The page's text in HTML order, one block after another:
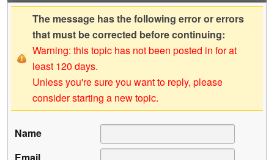
The message has the following error or errors
that must be corrected before continuing:
Warning: this topic has not been posted in for at
least 120 days.
Unless you're sure you want to reply, please
consider starting a new topic.
Name